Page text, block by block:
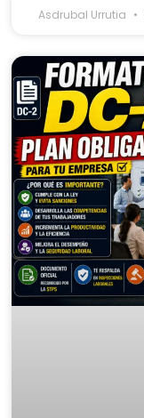
Asdrubal Urrutia